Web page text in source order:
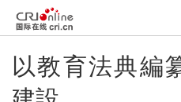
以教育法典編